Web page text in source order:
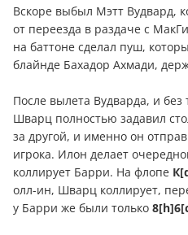
Вскоре выбыл Мэтт Вудвард,
от переезда в раздаче с
на баттоне сделал пуш,
блайнде Бахадор Ахмади,
После вылета Вудварда, и
Шварц полностью задавил
за другой, и именно он
игрока. Илон делает
коллирует Барри. На флопе
олл-ин, Шварц коллирует,
у Барри же были только